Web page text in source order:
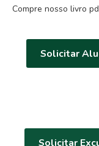
Compre nosso livro
Solicitar
Solicitar